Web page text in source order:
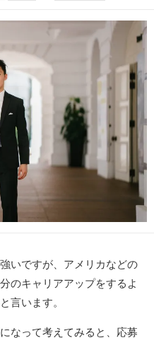
者
いですが、アメリカなどの
のキャリアアップをするよ
言います。
なって考えてみると、応募